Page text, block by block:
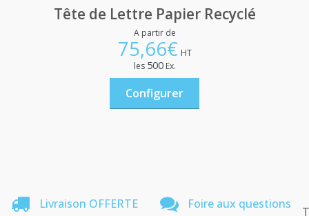
Tête de Lettre Papier Recyclé
A partir de
75,66€ HT
les 500Ex.
Configurer
Livraison OFFERTE Foire aux questions